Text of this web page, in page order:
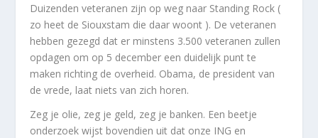
Duizenden veteranen zijn op weg naar Standing Rock (
zo heet de Siouxstam die daar woont ). De veteranen
hebben gezegd dat er minstens 3.500 veteranen zullen
opdagen om op 5 december een duidelijk punt te
maken richting de overheid. Obama, de president van
de vrede, laat niets van zich horen.
Zeg je olie, zeg je geld, zeg je banken. Een beetje
onderzoek wijst bovendien uit dat onze ING en